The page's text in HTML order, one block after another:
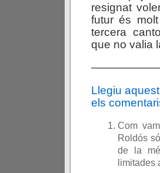
resignat
futur és
tercera
que no valia
Llegiu
els
Com
Roldós
de la